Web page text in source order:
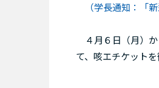
（学長通知：「
４月６日（月）か
て、咳エチケット